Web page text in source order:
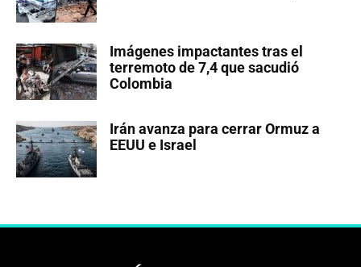
Imágenes impactantes tras el
terremoto de 7,4 que sacudió
Colombia
Irán avanza para cerrar Ormuz a
EEUU e Israel